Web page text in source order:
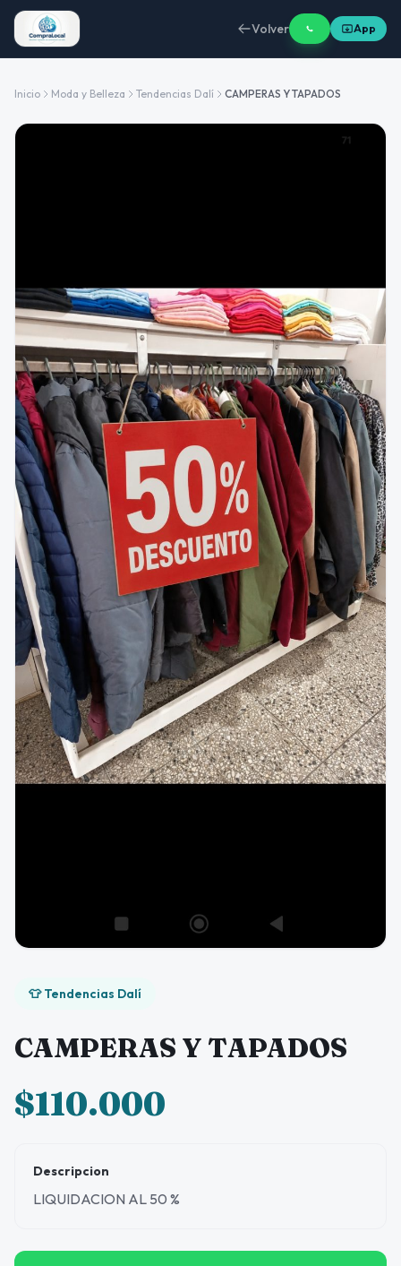
Volver App
Inicio Moda y Belleza Tendencias Dalí CAMPERAS Y TAPADOS
👕 Tendencias Dalí
CAMPERAS Y TAPADOS
$110.000
Descripcion
LIQUIDACION AL 50 %